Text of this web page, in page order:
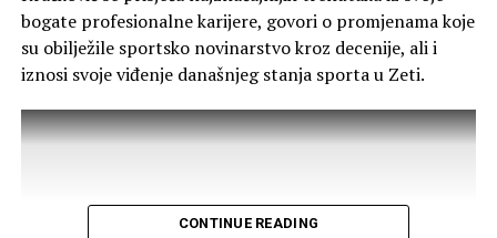
bogate profesionalne karijere, govori o promjenama koje
su obilježile sportsko novinarstvo kroz decenije, ali i
iznosi svoje viđenje današnjeg stanja sporta u Zeti.
CONTINUE READING